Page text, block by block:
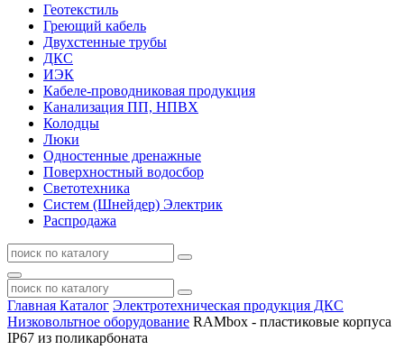
Геотекстиль
Греющий кабель
Двухстенные трубы
ДКС
ИЭК
Кабеле-проводниковая продукция
Канализация ПП, НПВХ
Колодцы
Люки
Одностенные дренажные
Поверхностный водосбор
Светотехника
Систем (Шнейдер) Электрик
Распродажа
Главная Каталог Электротехническая продукция ДКС
Низковольтное оборудование RAMbox - пластиковые корпуса
IP67 из поликарбоната